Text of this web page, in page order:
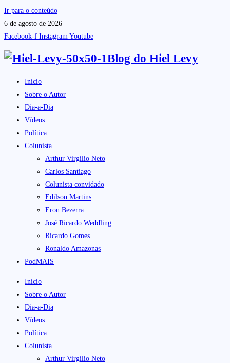
Ir para o conteúdo
6 de agosto de 2026
Facebook-f Instagram Youtube
Blog do Hiel Levy
Início
Sobre o Autor
Dia-a-Dia
Vídeos
Política
Colunista
Arthur Virgílio Neto
Carlos Santiago
Colunista convidado
Edilson Martins
Eron Bezerra
José Ricardo Weddling
Ricardo Gomes
Ronaldo Amazonas
PodMAIS
Início
Sobre o Autor
Dia-a-Dia
Vídeos
Política
Colunista
Arthur Virgílio Neto